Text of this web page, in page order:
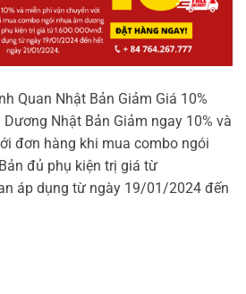
Quan Nhật Bản Giảm Giá 10%
Nhật Bản Giảm ngay 10% và
đơn hàng khi mua combo ngói
đủ phụ kiện trị giá từ
áp dụng từ ngày 19/01/2024 đến